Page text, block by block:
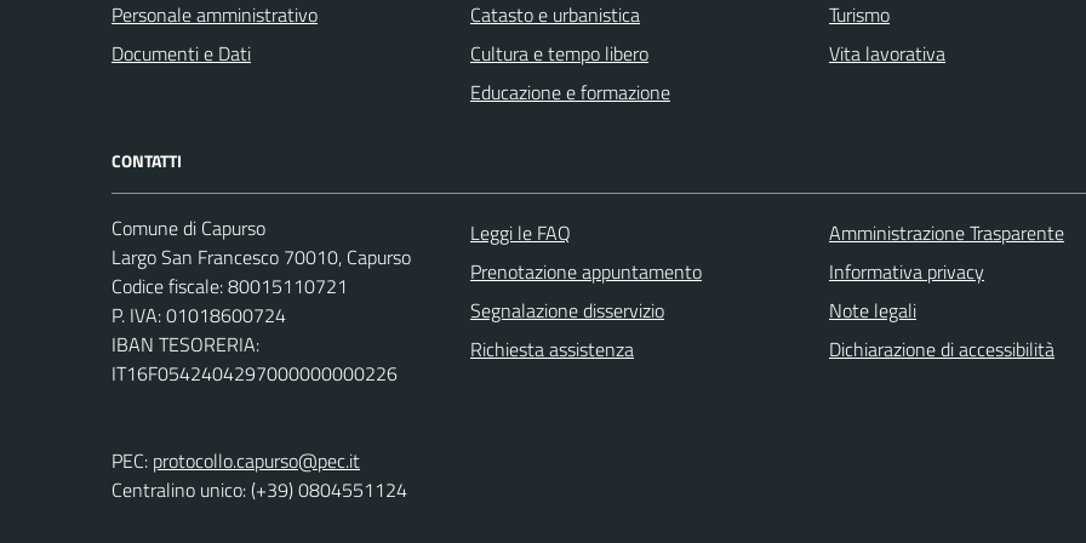
Personale amministrativo
Documenti e Dati
Catasto e urbanistica
Cultura e tempo libero
Educazione e formazione
Turismo
Vita lavorativa
CONTATTI
Comune di Capurso
Largo San Francesco 70010, Capurso
Codice fiscale: 80015110721
P. IVA: 01018600724
IBAN TESORERIA:
IT16F0542404297000000000226
PEC: protocollo.capurso@pec.it
Centralino unico: (+39) 0804551124
Leggi le FAQ
Prenotazione appuntamento
Segnalazione disservizio
Richiesta assistenza
Amministrazione Trasparente
Informativa privacy
Note legali
Dichiarazione di accessibilità